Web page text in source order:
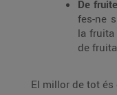
De
fes-ne
la
de
El millor de tot és